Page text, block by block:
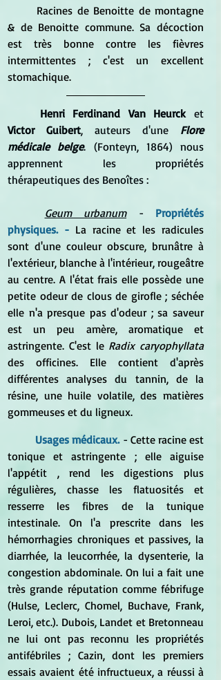
& de Benoitte commune. Sa décoction
est très bonne contre les fièvres
intermittentes ; c'est un excellent
stomachique.
Henri Ferdinand Van Heurck
Victor Guibert, auteurs d'une Flore
médicale belge. (Fonteyn, 1864) nous
apprennent les propriétés
thérapeutiques des Benoîtes :
Geum urbanum - Propriétés
physiques. - La racine et les radicules
sont d'une couleur obscure, brunâtre à
l'extérieur, blanche à l'intérieur, rougeâtre
au centre. A l'état frais elle possède une
petite odeur de clous de girofle ; séchée
elle n'a presque pas d'odeur ; sa saveur
est un peu amère, aromatique et
astringente. C'est le
Radix caryophyllata
des officines. Elle contient d'après
différentes analyses du tannin, de la
résine, une huile volatile, des matières
gommeuses et du ligneux.
	Usages médicaux.
- Cette racine est
tonique et astringente ; elle aiguise
l'appétit , rend les digestions plus
régulières, chasse les flatuosités et
resserre les fibres de la tunique
intestinale. On l'a prescrite dans les
hémorrhagies chroniques et passives, la
diarrhée, la leucorrhée, la dysenterie, la
congestion abdominale. On lui a fait une
très grande réputation comme fébrifuge
(Hulse, Leclerc, Chomel, Buchave, Frank,
Leroi, etc.). Dubois, Landet et Bretonneau
ne lui ont pas reconnu les propriétés
antifébriles ; Cazin, dont les premiers
essais avaient été infructueux, a réussi à